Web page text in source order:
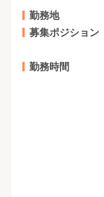
勤務地
募集ポジション
勤務時間